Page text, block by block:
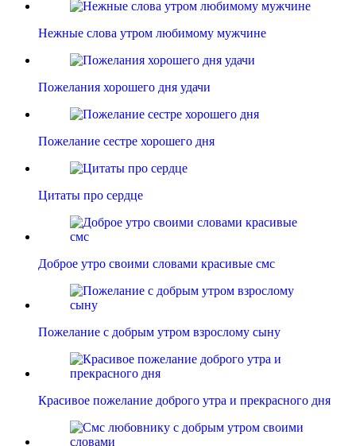
Нежные слова утром любимому мужчине
Пожелания хорошего дня удачи
Пожелание сестре хорошего дня
Цитаты про сердце
Доброе утро своими словами красивые смс
Пожелание с добрым утром взрослому сыну
Красивое пожелание доброго утра и прекрасного дня